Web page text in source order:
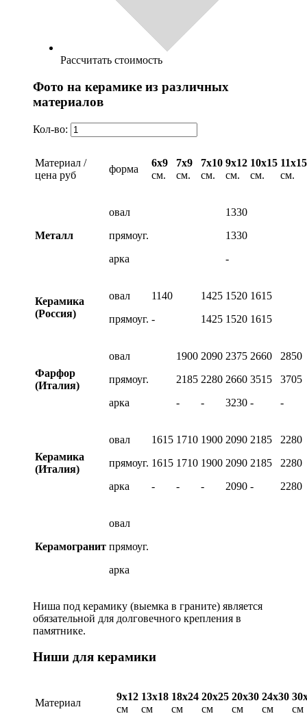
Рассчитать стоимость
Фото на керамике из различных
материалов
Кол-во:
Материал /
цена руб
форма
6х9
см.
7х9
см.
7х10
см.
9х12
см.
10х15
см.
11х15
см.
Металл
овал
прямоуг.
арка
1330
1330
-
Керамика
(Россия)
овал
прямоуг.
1140
-
1425
1425
1520
1520
1615
1615
Фарфор
(Италия)
овал
прямоуг.
арка
1900
2185
-
2090
2280
-
2375
2660
3230
2660
3515
-
2850
3705
-
Керамика
(Италия)
овал
прямоуг.
арка
1615
1615
-
1710
1710
-
1900
1900
-
2090
2090
2090
2185
2185
-
2280
2280
2280
Керамогранит
овал
прямоуг.
арка
Ниша под керамику (выемка в граните) является
обязательной для долговечного крепления в
памятнике.
Ниши для керамики
Материал
9х12
см
13х18
см
18х24
см
20х25
см
20х30
см
24х30
см
см